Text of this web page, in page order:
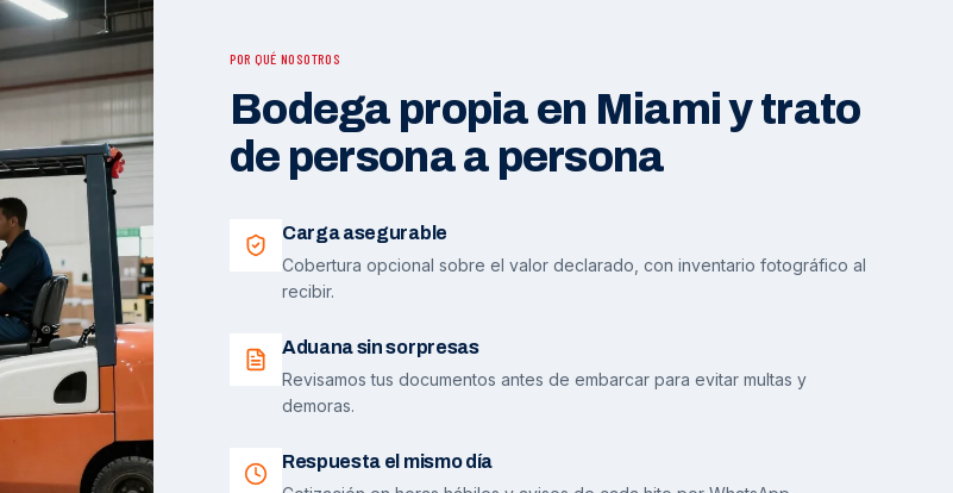
POR QUÉ NOSOTROS
Bodega propia en Miami y trato
de persona a persona
Carga asegurable
Cobertura opcional sobre el valor declarado, con inventario fotográfico al
recibir.
Aduana sin sorpresas
Revisamos tus documentos antes de embarcar para evitar multas y
demoras.
Respuesta el mismo día